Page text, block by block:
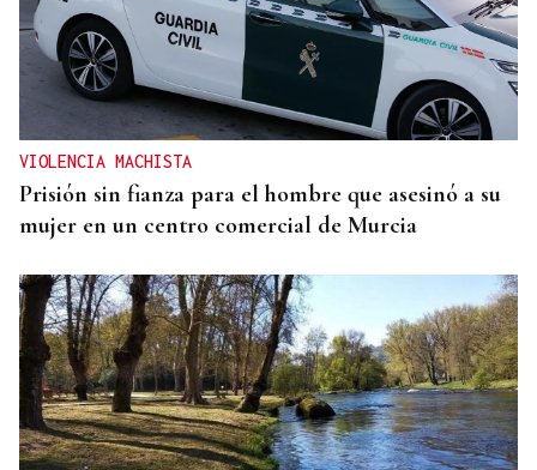
VIOLENCIA MACHISTA
Prisión sin fianza para el hombre que asesinó a su
mujer en un centro comercial de Murcia